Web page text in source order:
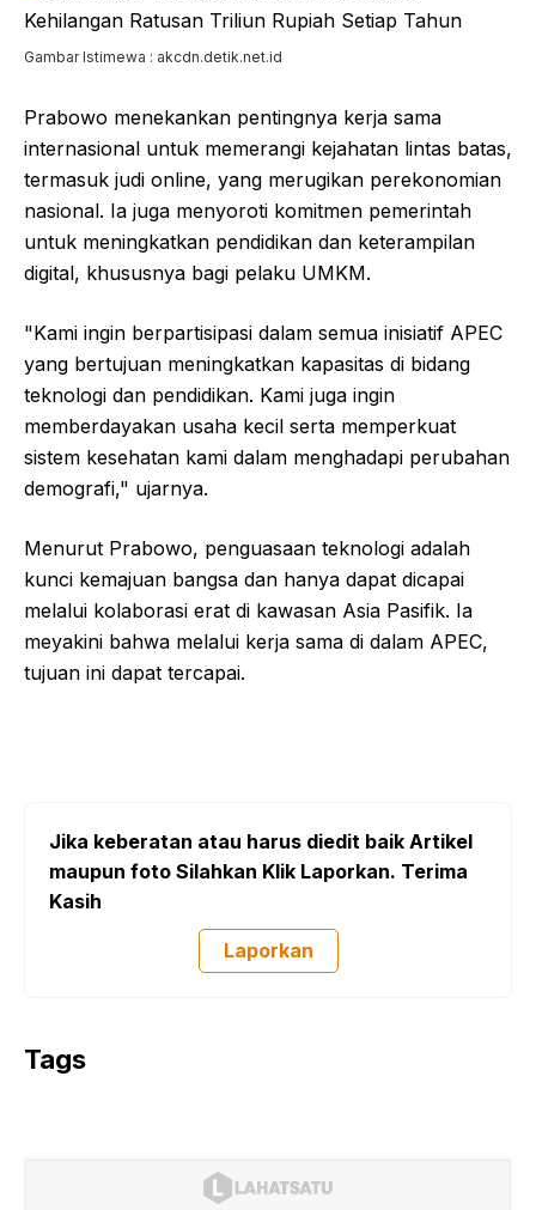
Gambar Istimewa : akcdn.detik.net.id
Prabowo menekankan pentingnya kerja sama
internasional untuk memerangi kejahatan lintas batas,
termasuk judi online, yang merugikan perekonomian
nasional. Ia juga menyoroti komitmen pemerintah
untuk meningkatkan pendidikan dan keterampilan
digital, khususnya bagi pelaku UMKM.
"Kami ingin berpartisipasi dalam semua inisiatif APEC
yang bertujuan meningkatkan kapasitas di bidang
teknologi dan pendidikan. Kami juga ingin
memberdayakan usaha kecil serta memperkuat
sistem kesehatan kami dalam menghadapi perubahan
demografi," ujarnya.
Menurut Prabowo, penguasaan teknologi adalah
kunci kemajuan bangsa dan hanya dapat dicapai
melalui kolaborasi erat di kawasan Asia Pasifik. Ia
meyakini bahwa melalui kerja sama di dalam APEC,
tujuan ini dapat tercapai.
Jika keberatan atau harus diedit baik Artikel
maupun foto Silahkan Klik Laporkan. Terima
Kasih
Laporkan
Tags